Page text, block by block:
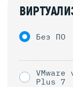
Без ПО
Plus 7